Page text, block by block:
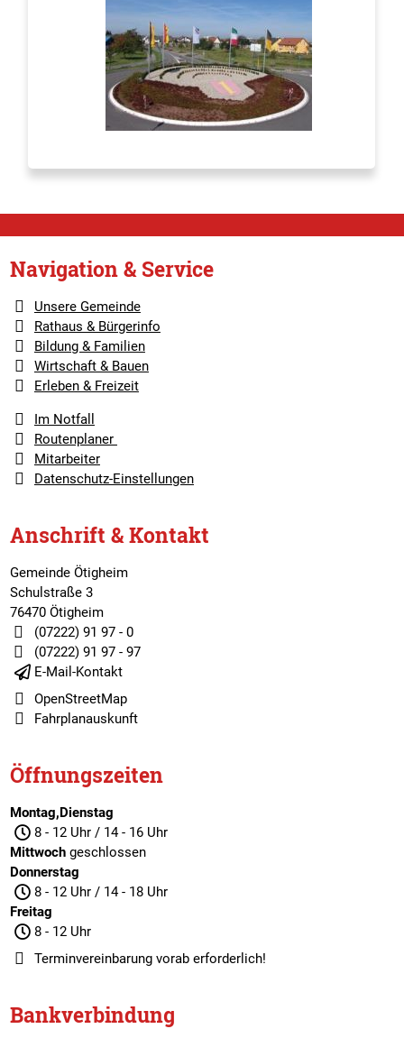
Navigation & Service
Unsere Gemeinde
Rathaus & Bürgerinfo
Bildung & Familien
Wirtschaft & Bauen
Erleben & Freizeit
Im Notfall
Routenplaner
Mitarbeiter
Datenschutz-Einstellungen
Anschrift & Kontakt
Gemeinde Ötigheim
Schulstraße 3
76470 Ötigheim
(07222) 91 97 - 0
(07222) 91 97 - 97
E-Mail-Kontakt
OpenStreetMap
Fahrplanauskunft
Öffnungszeiten
Montag,Dienstag
8 - 12 Uhr / 14 - 16 Uhr
Mittwochgeschlossen
Donnerstag
8 - 12 Uhr / 14 - 18 Uhr
Freitag
8 - 12 Uhr
Terminvereinbarungvorab erforderlich!
Bankverbindung